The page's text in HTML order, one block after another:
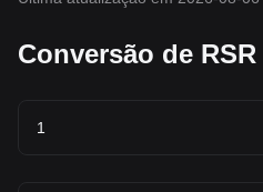
Conversão de